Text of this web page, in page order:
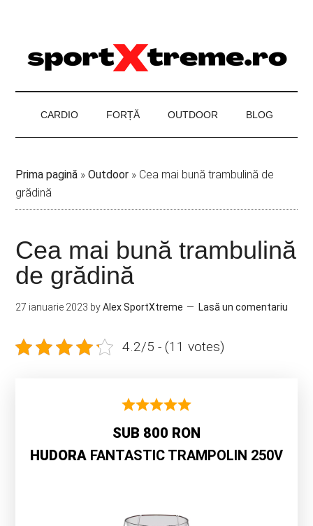
content
CARDIO FORȚĂ OUTDOOR BLOG
Prima pagină »Outdoor » Cea mai bună trambulină de
grădină
Cea mai bună trambulină
de grădină
27 ianuarie 2023 byAlex SportXtreme Lasă un comentariu
4.2/5 - (11 votes)
SUB 800 RON
HUDORA FANTASTIC TRAMPOLIN 250V